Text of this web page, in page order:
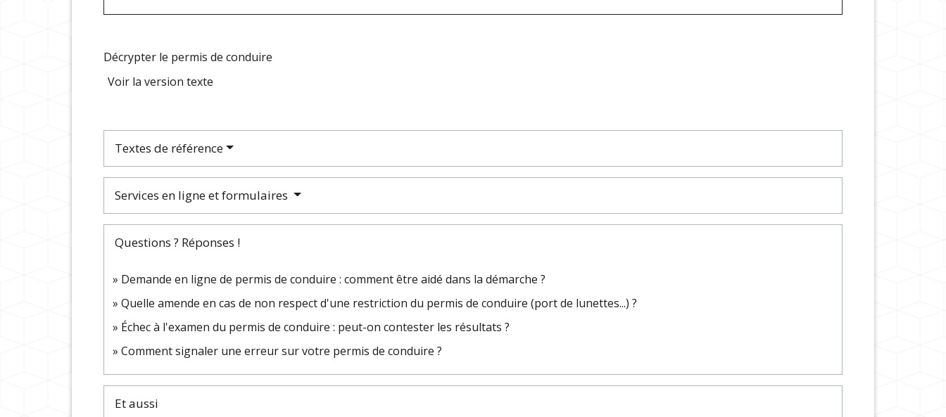
Décrypter le permis de conduire
Voir la version texte
Textes de référence
Services en ligne et formulaires
Questions ? Réponses !
Demande en ligne de permis de conduire : comment être aidé dans la démarche ?
Quelle amende en cas de non respect d'une restriction du permis de conduire (port de lunettes...) ?
Échec à l'examen du permis de conduire : peut-on contester les résultats ?
Comment signaler une erreur sur votre permis de conduire ?
Et aussi